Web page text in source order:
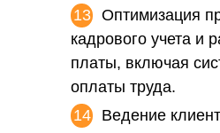
Оптимизация
кадрового учета и
платы, включая
оплаты труда.
Ведение